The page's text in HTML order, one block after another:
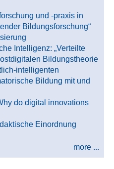
und -praxis in
Bildungsforschung“
Intelligenz: „Verteilte
Bildungstheorie
intelligenten
Bildung mit und
do digital innovations
Einordnung
more ...